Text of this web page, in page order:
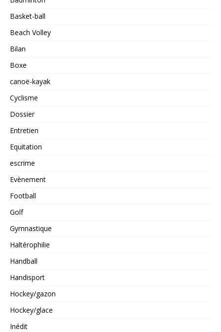
Basket-ball
Beach Volley
Bilan
Boxe
canoë-kayak
Cyclisme
Dossier
Entretien
Equitation
escrime
Evènement
Football
Golf
Gymnastique
Haltérophilie
Handball
Handisport
Hockey/gazon
Hockey/glace
Inédit